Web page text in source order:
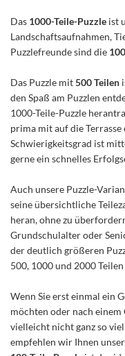
Das 1000-Teile-Puzzle ist
Landschaftsaufnahmen,
Puzzlefreunde sind die
Das Puzzle mit500 Teilen
den Spaß am Puzzlen
1000-Teile-Puzzle
prima mit auf die
Schwierigkeitsgrad ist
gerne ein schnelles
Auch unsere Puzzle-
seine übersichtliche
heran, ohne zu
Grundschulalter oder
der deutlich größeren
500, 1000 und 2000
Wenn Sie erst einmal ein
möchten oder nach einem
vielleicht nicht ganz so
empfehlen wir Ihnen